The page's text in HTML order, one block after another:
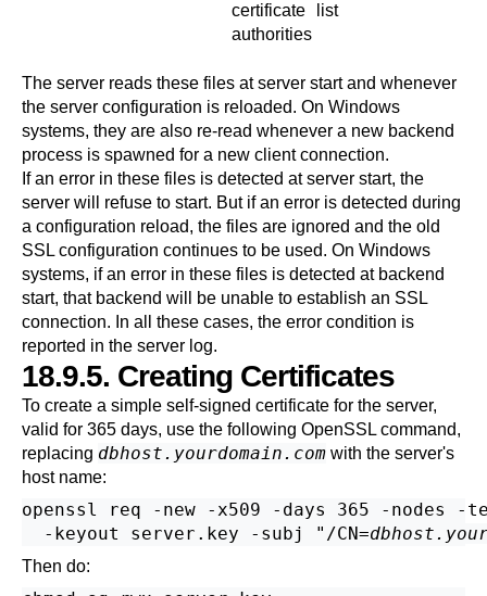
certificate
authorities
list
The server reads these files at server start and whenever
the server configuration is reloaded. On Windows
systems, they are also re-read whenever a new backend
process is spawned for a new client connection.
If an error in these files is detected at server start, the
server will refuse to start. But if an error is detected during
a configuration reload, the files are ignored and the old
SSL configuration continues to be used. On Windows
systems, if an error in these files is detected at backend
start, that backend will be unable to establish an SSL
connection. In all these cases, the error condition is
reported in the server log.
18.9.5. Creating Certificates
To create a simple self-signed certificate for the server,
valid for 365 days, use the following OpenSSL command,
replacing dbhost.yourdomain.com with the server's
host name:
openssl req -new -x509 -days 365 -nodes
  -keyout server.key -subj "/CN=
Then do: